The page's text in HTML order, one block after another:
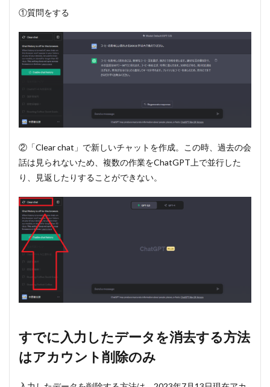
①質問をする
②「Clear chat」で新しいチャットを作成。この時、過去の会
話は見られないため、複数の作業をChatGPT上で並行した
り、見返したりすることができない。
すでに入力したデータを消去する方法
はアカウント削除のみ